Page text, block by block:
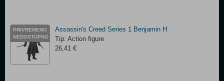
PRIVREMENO
NEDOSTUPNO
Assassin's Creed Series 1 Benjamin H
Tip: Action figure
26,41 €